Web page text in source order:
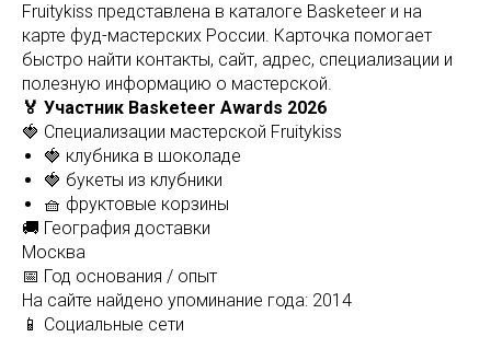
Fruitykiss представлена в каталоге Basketeer и на
карте фуд-мастерских России. Карточка помогает
быстро найти контакты, сайт, адрес, специализации и
полезную информацию о мастерской.
🏅 Участник Basketeer Awards 2026
🍓 Специализации мастерской Fruitykiss
🍓 клубника в шоколаде
🍓 букеты из клубники
🧺 фруктовые корзины
🚚 География доставки
Москва
📅 Год основания / опыт
На сайте найдено упоминание года: 2014
📱 Социальные сети